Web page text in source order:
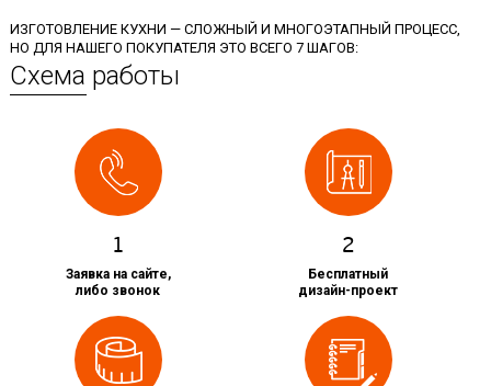
ИЗГОТОВЛЕНИЕ КУХНИ — СЛОЖНЫЙ И МНОГОЭТАПНЫЙ ПРОЦЕСС,
НО ДЛЯ НАШЕГО ПОКУПАТЕЛЯ ЭТО ВСЕГО 7 ШАГОВ:
Схема работы
1
Заявка на сайте,
либо звонок
2
Бесплатный
дизайн-проект